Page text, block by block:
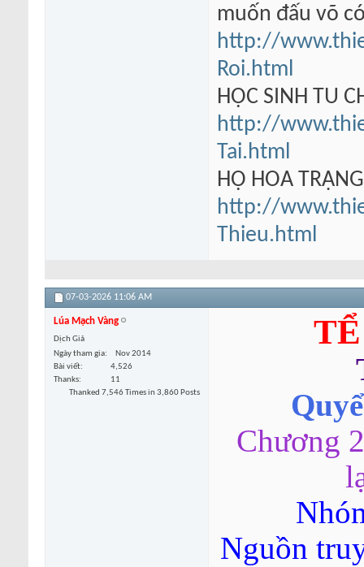
muốn đấu võ
http://
Roi.html
HỌC SINH TU
http://
Tai.html
HỘ HOA
http://
Thieu.html
07-03-2026 11:06 AM
Lúa Mạch Vàng
Dịch Giả
Ngày tham gia
Nov 2014
Bài viết
4,526
Thanks
11
Thanked 7,546 Times in 3,860 Posts
Chương
Nguồn